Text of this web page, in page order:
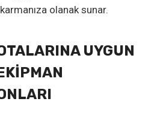
olanak sunar.
UYGUN